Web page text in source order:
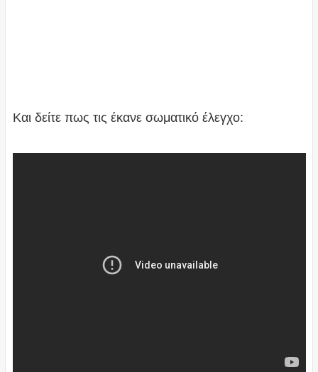
Και δείτε πως τις έκανε σωματικό έλεγχο: